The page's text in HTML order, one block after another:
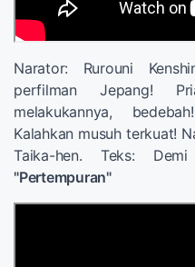
Narator: Rurouni
perfilman Jepang!
melakukannya,
Kalahkan musuh terkuat!
Taika-hen. Teks:
"Pertempuran"